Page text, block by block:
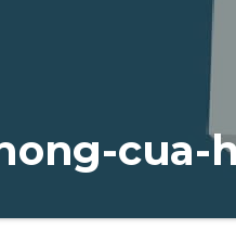
cua-